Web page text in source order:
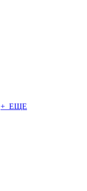
+ ЕЩЕ